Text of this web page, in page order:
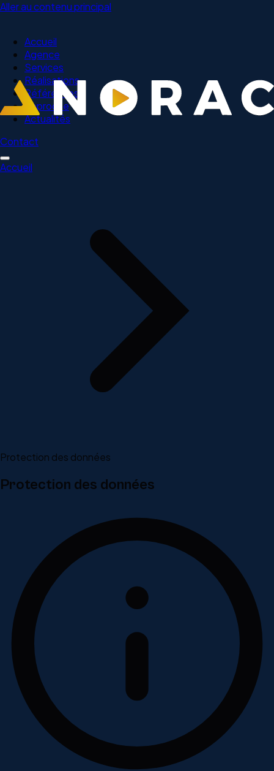
Aller au contenu principal
Accueil
Agence
Services
Réalisations
Références
Approche
Actualités
Contact
Accueil
Protection des données
Protection des données